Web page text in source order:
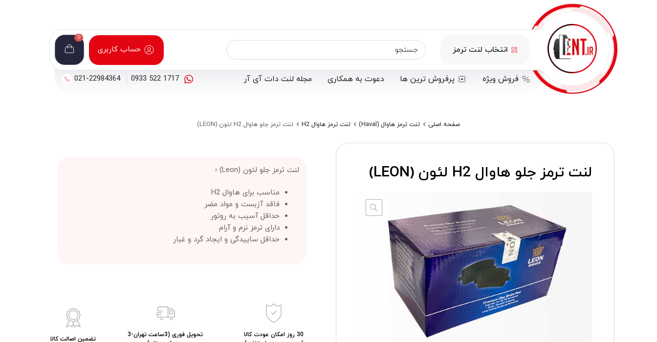
انتخاب لنت ترمز حساب کاربری
0
فروش ویژه پرفروش ترین ها دعوت به همکاری مجله لنت دات آی آر 1717 522 0933
021-22984364
صفحه اصلی لنت ترمز هاوال (Haval) لنت ترمز هاوال H2 لنت ترمز جلو هاوال H2 لئون (LEON)
لنت ترمز جلو هاوال H2 لئون (LEON) لنت ترمز جلو لئون (Leon) ؛
مناسب برای هاوال H2
فاقد آزبست و مواد مضر
حداقل آسیب به روتور
دارای ترمز نرم و آرام
حداقل ساییدگی و ایجاد گرد و غبار
30 روز امکان عودت کالا
تحویل فوری (3ساعت تهران-3
تضمین اصالت کالا